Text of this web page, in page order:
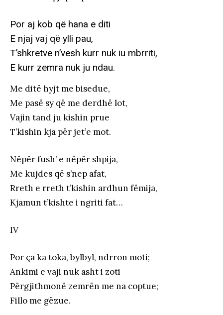
Por aj kob që hana e diti
E njaj vaj që ylli pau,
T’shkretve n’vesh kurr nuk iu mbrriti,
E kurr zemra nuk ju ndau.
Me ditë hyjt me bisedue,
Me pasë sy që me derdhë lot,
Vajin tand ju kishin prue
T’kishin kja për jet’e mot.
Nëpër fush’ e nëpër shpija,
Me kujdes që s’nep afat,
Rreth e rreth t’kishin ardhun fëmija,
Kjamun t’kishte i ngriti fat…
IV
Por ça ka toka, bylbyl, ndrron moti;
Ankimi e vaji nuk asht i zoti
Përgjithmonë zemrën me na coptue;
Fillo me gëzue.